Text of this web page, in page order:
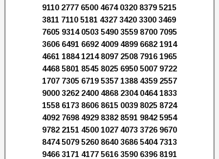
9110 2777 6500 4674 0320 8379 5215
3811 7110 5181 4327 3420 3300 3469
7605 9314 0503 5490 3559 8700 7095
3606 6491 6692 4009 4899 6682 1914
4661 1884 1214 8097 2508 7916 1965
4468 5801 8545 8025 6950 5007 9722
1707 7305 6719 5357 1388 4359 2557
9000 3262 2400 4868 2304 0464 1833
1558 6173 8606 8615 0039 8025 8724
4092 7698 4929 8382 8591 9842 5954
9782 2151 4500 1027 4073 3726 9670
8474 5079 5260 8640 3686 5404 7313
9466 3171 4177 5616 3590 6396 8191